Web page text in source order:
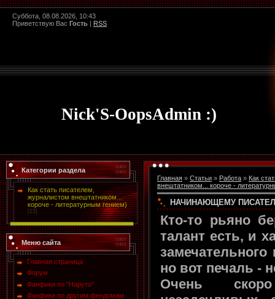
Суббота, 08.08.2026, 10:43
Приветствую Вас Гость | RSS
Nick'S-OopsAdmin :)
Категории раздела
Как стать писателем,
журналистом внештатником...
короче - литературным гением)
[15]
Меню сайта
Главная страница
Форум
Фанфики по "Наруто"
Фанфики по другим фендомам
Главная » Статьи » Работа » Как
внештатником... короче -
НАЧИНАЮЩЕМУ
Кто-то рьяно
талант есть, и
но вот печаль -
Очень